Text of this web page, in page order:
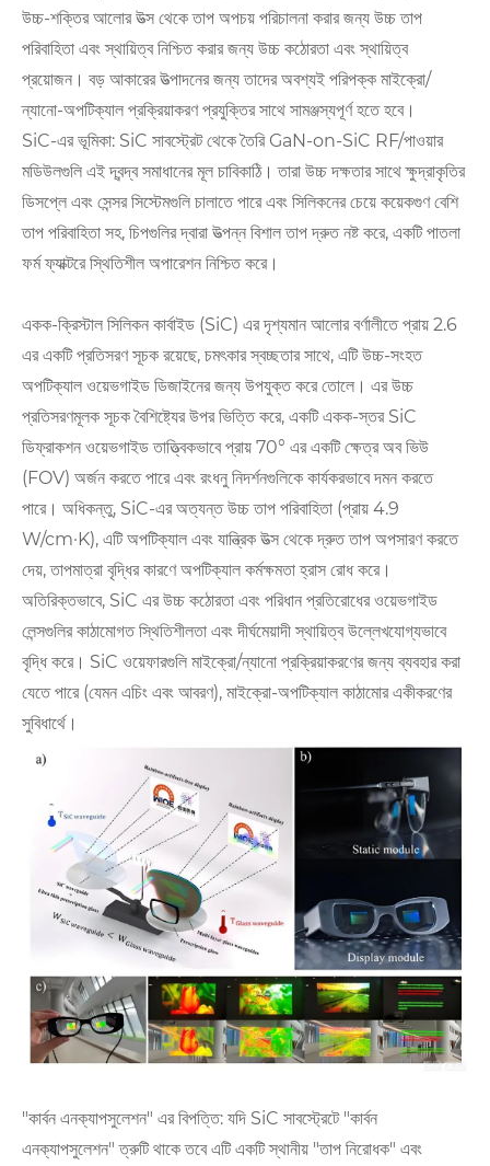
উচ্চ-শক্তির আলোর উত্স থেকে তাপ অপচয় পরিচালনা করার জন্য উচ্চ তাপ
পরিবাহিতা এবং স্থায়িত্ব নিশ্চিত করার জন্য উচ্চ কঠোরতা এবং স্থায়িত্ব
প্রয়োজন। বড় আকারের উত্পাদনের জন্য তাদের অবশ্যই পরিপক্ক মাইক্রো/
ন্যানো-অপটিক্যাল প্রক্রিয়াকরণ প্রযুক্তির সাথে সামঞ্জস্যপূর্ণ হতে হবে।
SiC-এর ভূমিকা: SiC সাবস্ট্রেট থেকে তৈরি GaN-on-SiC RF/পাওয়ার
মডিউলগুলি এই দ্বন্দ্ব সমাধানের মূল চাবিকাঠি। তারা উচ্চ দক্ষতার সাথে ক্ষুদ্রাকৃতির
ডিসপ্লে এবং সেন্সর সিস্টেমগুলি চালাতে পারে এবং সিলিকনের চেয়ে কয়েকগুণ বেশি
তাপ পরিবাহিতা সহ, চিপগুলির দ্বারা উত্পন্ন বিশাল তাপ দ্রুত নষ্ট করে, একটি পাতলা
ফর্ম ফ্যাক্টরে স্থিতিশীল অপারেশন নিশ্চিত করে।
একক-ক্রিস্টাল সিলিকন কার্বাইড (SiC) এর দৃশ্যমান আলোর বর্ণালীতে প্রায় 2.6
এর একটি প্রতিসরণ সূচক রয়েছে, চমৎকার স্বচ্ছতার সাথে, এটি উচ্চ-সংহত
অপটিক্যাল ওয়েভগাইড ডিজাইনের জন্য উপযুক্ত করে তোলে। এর উচ্চ
প্রতিসরণমূলক সূচক বৈশিষ্ট্যের উপর ভিত্তি করে, একটি একক-স্তর SiC
ডিফ্রাকশন ওয়েভগাইড তাত্ত্বিকভাবে প্রায় 70° এর একটি ক্ষেত্র অব ভিউ
(FOV) অর্জন করতে পারে এবং রংধনু নিদর্শনগুলিকে কার্যকরভাবে দমন করতে
পারে। অধিকন্তু, SiC-এর অত্যন্ত উচ্চ তাপ পরিবাহিতা (প্রায় 4.9
W/cm·K), এটি অপটিক্যাল এবং যান্ত্রিক উত্স থেকে দ্রুত তাপ অপসারণ করতে
দেয়, তাপমাত্রা বৃদ্ধির কারণে অপটিক্যাল কর্মক্ষমতা হ্রাস রোধ করে।
অতিরিক্তভাবে, SiC এর উচ্চ কঠোরতা এবং পরিধান প্রতিরোধের ওয়েভগাইড
লেন্সগুলির কাঠামোগত স্থিতিশীলতা এবং দীর্ঘমেয়াদী স্থায়িত্ব উল্লেখযোগ্যভাবে
বৃদ্ধি করে। SiC ওয়েফারগুলি মাইক্রো/ন্যানো প্রক্রিয়াকরণের জন্য ব্যবহার করা
যেতে পারে (যেমন এচিং এবং আবরণ), মাইক্রো-অপটিক্যাল কাঠামোর একীকরণের
সুবিধার্থে।
"কার্বন এনক্যাপসুলেশন" এর বিপত্তি: যদি SiC সাবস্ট্রেটে "কার্বন
এনক্যাপসুলেশন" ত্রুটি থাকে তবে এটি একটি স্থানীয় "তাপ নিরোধক" এবং